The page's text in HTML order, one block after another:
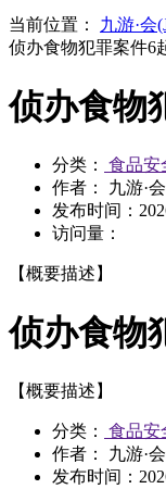
当前位置： 九游·会
侦办食物犯罪案件6
侦办食物
分类：
食品安
作者： 九游·
发布时间：
访问量：
【概要描述】
侦办食物
【概要描述】
分类：
食品安
作者： 九游·
发布时间：